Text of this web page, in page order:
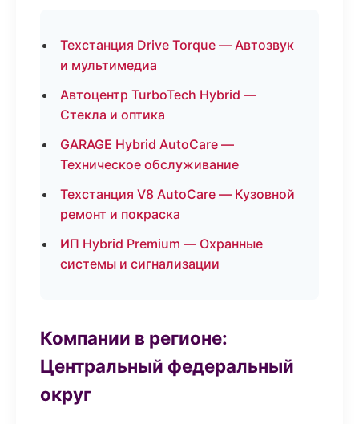
Техстанция Drive Torque — Автозвук
и мультимедиа
Автоцентр TurboTech Hybrid —
Стекла и оптика
GARAGE Hybrid AutoCare —
Техническое обслуживание
Техстанция V8 AutoCare — Кузовной
ремонт и покраска
ИП Hybrid Premium — Охранные
системы и сигнализации
Компании в регионе:
Центральный федеральный
округ